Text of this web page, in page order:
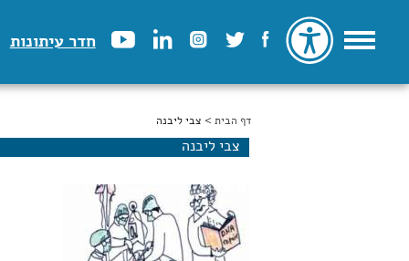
חדר עיתונות
הינך נמצא כאן
דף הבית > צבי ליבנה
צבי ליבנה